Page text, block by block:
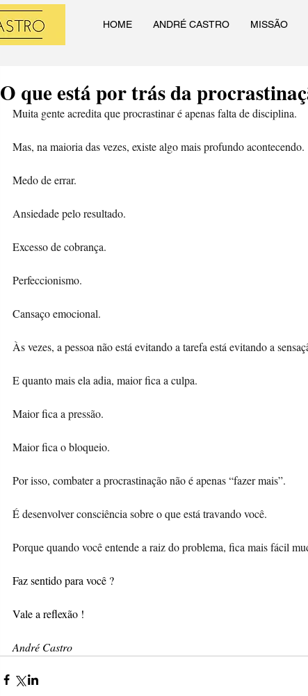
HOME ANDRÉ CASTRO MISSÃO
O que está por trás da
Muita gente acredita que procrastinar é apenas falta de disciplina.
Mas, na maioria das vezes, existe algo mais profundo acontecendo.
Medo de errar.
Ansiedade pelo resultado.
Excesso de cobrança.
Perfeccionismo.
Cansaço emocional.
Às vezes, a pessoa não está evitando a tarefa está evitando a
E quanto mais ela adia, maior fica a culpa.
Maior fica a pressão.
Maior fica o bloqueio.
Por isso, combater a procrastinação não é apenas “fazer mais”.
É desenvolver consciência sobre o que está travando você.
Porque quando você entende a raiz do problema, fica mais fácil
Faz sentido para você ?
Vale a reflexão !
André Castro